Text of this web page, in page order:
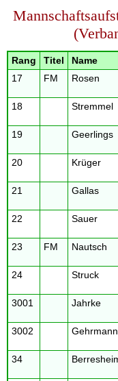
Rang Titel Name
17
FM Rosen
18 Stremmel
19 Geerlings
20 Krüger
21 Gallas
22 Sauer
23 FM Nautsch
24 Struck
3001 Jahrke
3002 Gehrmann
34